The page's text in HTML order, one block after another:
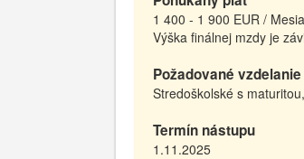
1 400 - 1 900 EUR /
Výška finálnej mzdy je
Požadované vzdelanie
Stredoškolské s
Termín nástupu
1.11.2025